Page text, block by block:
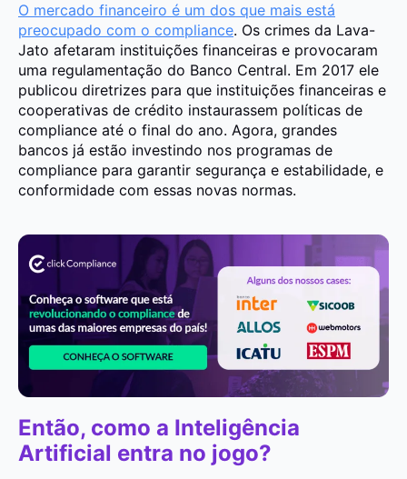
O mercado financeiro é um dos que mais está
preocupado com o compliance. Os crimes da Lava-
Jato afetaram instituições financeiras e provocaram
uma regulamentação do Banco Central. Em 2017 ele
publicou diretrizes para que instituições financeiras e
cooperativas de crédito instaurassem políticas de
compliance até o final do ano. Agora, grandes
bancos já estão investindo nos programas de
compliance para garantir segurança e estabilidade, e
conformidade com essas novas normas.
Então, como a Inteligência
Artificial entra no jogo?